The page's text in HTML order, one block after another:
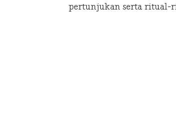
pertunjukan serta ritual-